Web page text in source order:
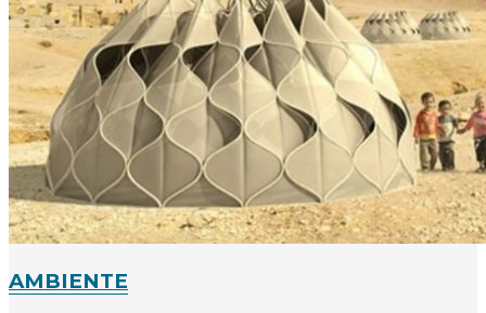
AMBIENTE